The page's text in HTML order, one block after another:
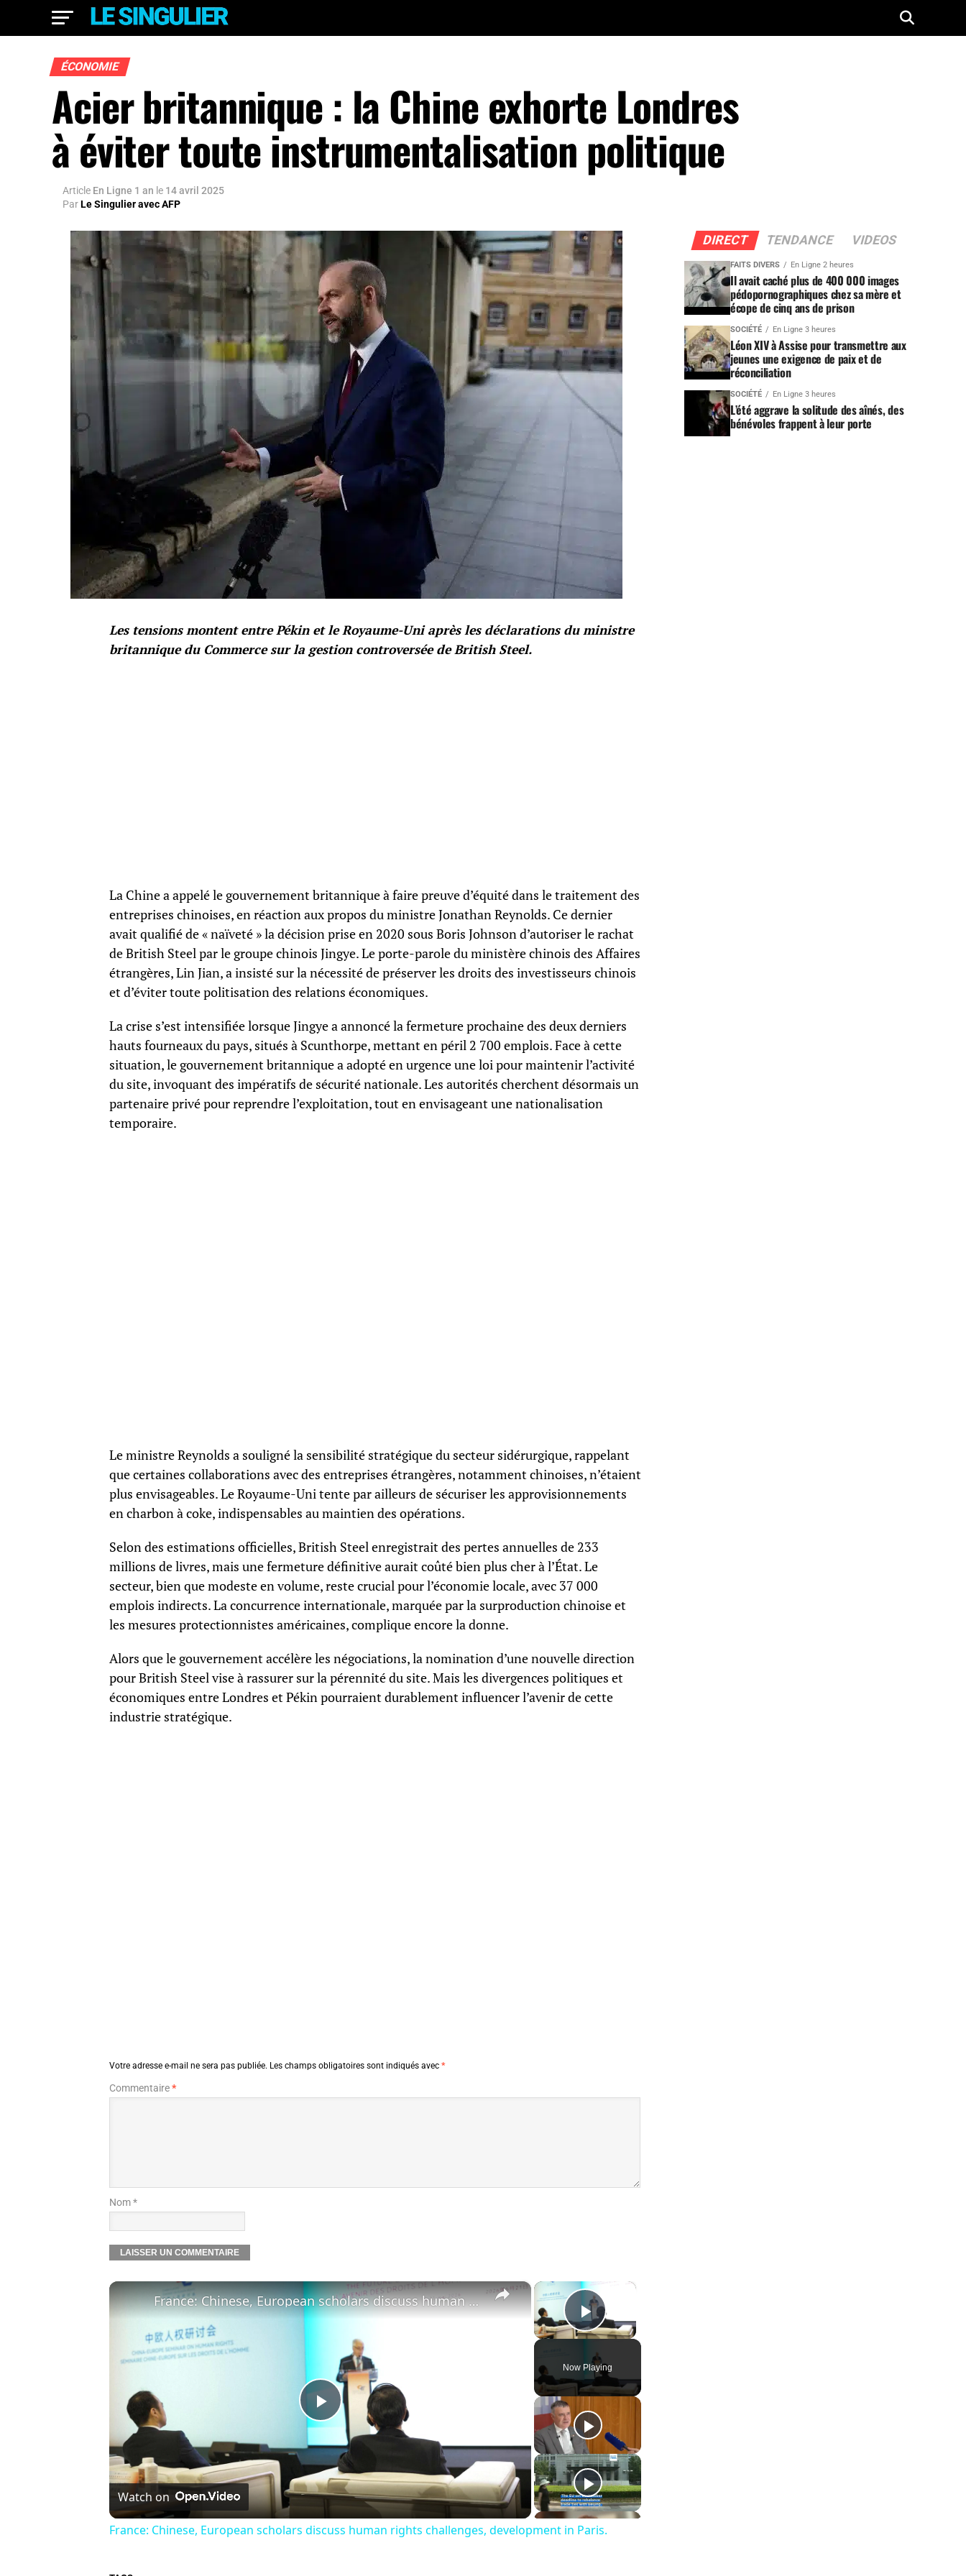
ÉCONOMIE
Acier britannique : la Chine exhorte Londres
à éviter toute instrumentalisation politique
Article En Ligne 1 an le 14 avril 2025
ParLe Singulier avec AFP
Les tensions montent entre Pékin et le Royaume-Uni après les déclarations du ministre
britannique du Commerce sur la gestion controversée de British Steel.
La Chine a appelé le gouvernement britannique à faire preuve d’équité dans le traitement des
entreprises chinoises, en réaction aux propos du ministre Jonathan Reynolds. Ce dernier
avait qualifié de « naïveté » la décision prise en 2020 sous Boris Johnson d’autoriser le rachat
de British Steel par le groupe chinois Jingye. Le porte-parole du ministère chinois des Affaires
étrangères, Lin Jian, a insisté sur la nécessité de préserver les droits des investisseurs chinois
et d’éviter toute politisation des relations économiques.
La crise s’est intensifiée lorsque Jingye a annoncé la fermeture prochaine des deux derniers
hauts fourneaux du pays, situés à Scunthorpe, mettant en péril 2 700 emplois. Face à cette
situation, le gouvernement britannique a adopté en urgence une loi pour maintenir l’activité
du site, invoquant des impératifs de sécurité nationale. Les autorités cherchent désormais un
partenaire privé pour reprendre l’exploitation, tout en envisageant une nationalisation
temporaire.
Le ministre Reynolds a souligné la sensibilité stratégique du secteur sidérurgique, rappelant
que certaines collaborations avec des entreprises étrangères, notamment chinoises, n’étaient
plus envisageables. Le Royaume-Uni tente par ailleurs de sécuriser les approvisionnements
en charbon à coke, indispensables au maintien des opérations.
Selon des estimations officielles, British Steel enregistrait des pertes annuelles de 233
millions de livres, mais une fermeture définitive aurait coûté bien plus cher à l’État. Le
secteur, bien que modeste en volume, reste crucial pour l’économie locale, avec 37 000
emplois indirects. La concurrence internationale, marquée par la surproduction chinoise et
les mesures protectionnistes américaines, complique encore la donne.
Alors que le gouvernement accélère les négociations, la nomination d’une nouvelle direction
pour British Steel vise à rassurer sur la pérennité du site. Mais les divergences politiques et
économiques entre Londres et Pékin pourraient durablement influencer l’avenir de cette
industrie stratégique.
Votre adresse e-mail ne sera pas publiée. Les champs obligatoires sont indiqués avec *
Commentaire*
Nom *
×
Play Video
Now Playing
×
Play
Video
France: Chinese, European scholars discuss human rights challenges, development in Paris.
Watch on
France: Chinese, European scholars discuss human rights challenges, development in Paris.
DIRECT TENDANCE VIDEOS
FAITS DIVERS En Ligne 2 heures
Il avait caché plus de 400 000 images
pédopornographiques chez sa mère et
écope de cinq ans de prison
SOCIÉTÉ En Ligne 3 heures
Léon XIV à Assise pour transmettre aux
jeunes une exigence de paix et de
réconciliation
SOCIÉTÉ En Ligne 3 heures
L’été aggrave la solitude des aînés, des
bénévoles frappent à leur porte